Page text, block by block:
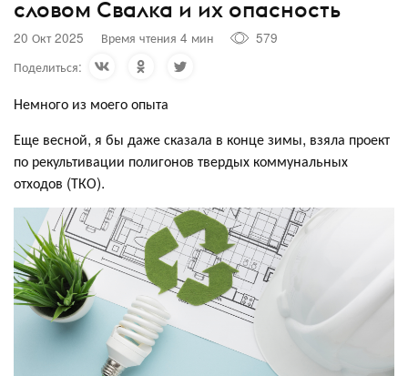
словом Свалка и их опасность
20 Окт 2025 Время чтения 4 мин
579
Поделиться:
Немного из моего опыта
Еще весной, я бы даже сказала в конце зимы, взяла проект
по рекультивации полигонов твердых коммунальных
отходов (ТКО).